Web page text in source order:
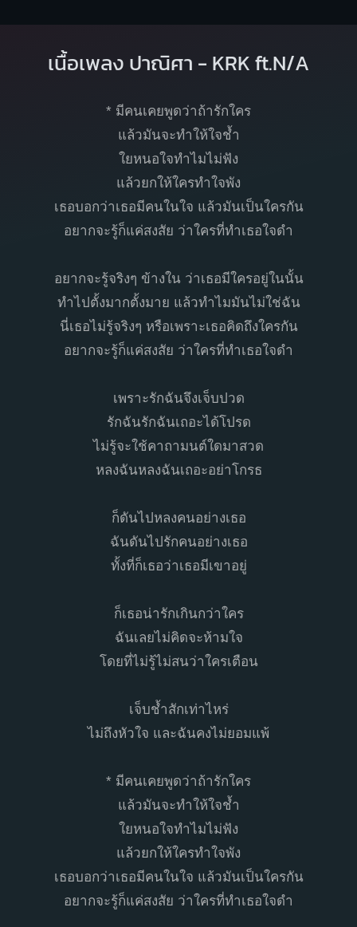
เนื้อเพลง ปาณิศา - KRK ft.N/A
* มีคนเคยพูดว่าถ้ารักใคร
แล้วมันจะทำให้ใจช้ำ
ใยหนอใจทำไมไม่ฟัง
แล้วยกให้ใครทำใจพัง
เธอบอกว่าเธอมีคนในใจ แล้วมันเป็นใครกัน
อยากจะรู้ก็แค่สงสัย ว่าใครที่ทำเธอใจดำ
อยากจะรู้จริงๆ ข้างใน ว่าเธอมีใครอยู่ในนั้น
ทำไปตั้งมากตั้งมาย แล้วทำไมมันไม่ใช่ฉัน
นี่เธอไม่รู้จริงๆ หรือเพราะเธอคิดถึงใครกัน
อยากจะรู้ก็แค่สงสัย ว่าใครที่ทำเธอใจดำ
เพราะรักฉันจึงเจ็บปวด
รักฉันรักฉันเถอะได้โปรด
ไม่รู้จะใช้คาถามนต์ใดมาสวด
หลงฉันหลงฉันเถอะอย่าโกรธ
ก็ดันไปหลงคนอย่างเธอ
ฉันดันไปรักคนอย่างเธอ
ทั้งที่ก็เธอว่าเธอมีเขาอยู่
ก็เธอน่ารักเกินกว่าใคร
ฉันเลยไม่คิดจะห้ามใจ
โดยที่ไม่รู้ไม่สนว่าใครเตือน
เจ็บช้ำสักเท่าไหร่
ไม่ถึงหัวใจ และฉันคงไม่ยอมแพ้
* มีคนเคยพูดว่าถ้ารักใคร
แล้วมันจะทำให้ใจช้ำ
ใยหนอใจทำไมไม่ฟัง
แล้วยกให้ใครทำใจพัง
เธอบอกว่าเธอมีคนในใจ แล้วมันเป็นใครกัน
อยากจะรู้ก็แค่สงสัย ว่าใครที่ทำเธอใจดำ